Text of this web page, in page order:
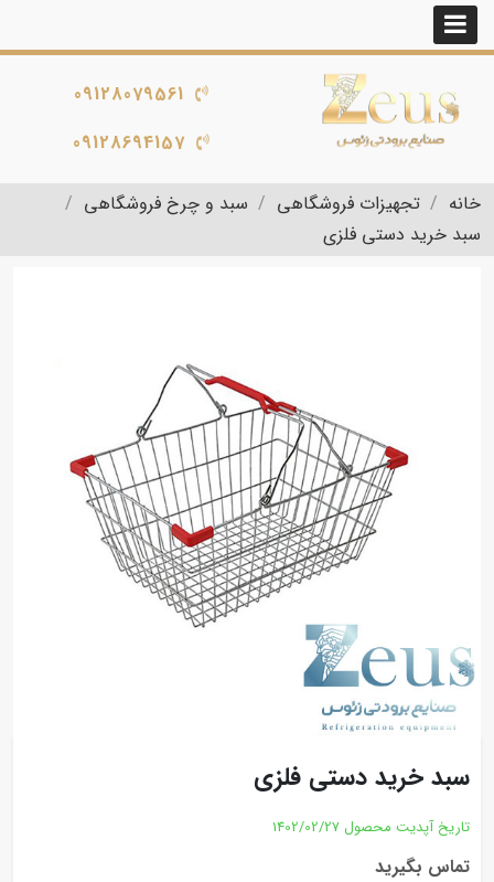
09128079561
09128694157
خانه تجهیزات فروشگاهی
سبد و چرخ فروشگاهی
سبد خرید دستی فلزی
سبد خرید دستی فلزی
تاریخ آپدیت محصول 1402/02/27
تماس بگیرید